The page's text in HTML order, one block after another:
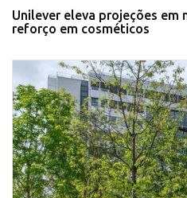
Unilever eleva projeções em
reforço em cosméticos